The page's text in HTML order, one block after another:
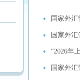
国家外
国家外
“2026年
国家外